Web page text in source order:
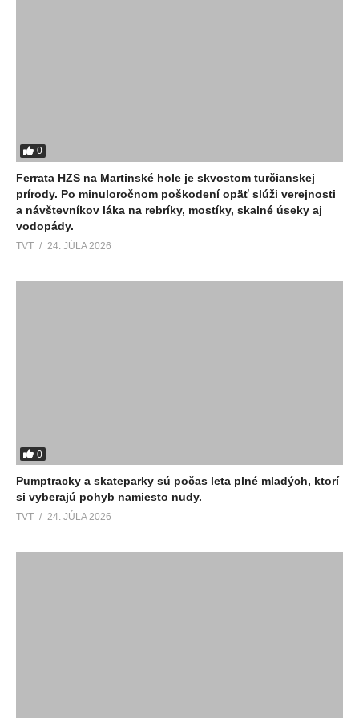
0
Ferrata HZS na Martinské hole je skvostom turčianskej
prírody. Po minuloročnom poškodení opäť slúži verejnosti
a návštevníkov láka na rebríky, mostíky, skalné úseky aj
vodopády.
TVT 24. JÚLA 2026
0
Pumptracky a skateparky sú počas leta plné mladých, ktorí
si vyberajú pohyb namiesto nudy.
TVT 24. JÚLA 2026